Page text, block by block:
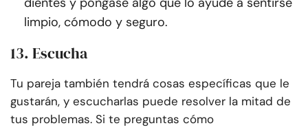
limpio, cómodo y seguro.
13. Escucha
Tu pareja también tendrá cosas específicas que le
gustarán, y escucharlas puede resolver la mitad de
tus problemas. Si te preguntas cómo